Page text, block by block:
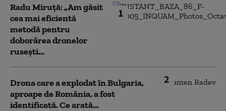
1
Radu Miruță: „Am găsit
cea mai eficientă
metodă pentru
doborârea dronelor
rusești...
2
Drona care a explodat în Bulgaria,
aproape de România, a fost
identificată. Ce arată...